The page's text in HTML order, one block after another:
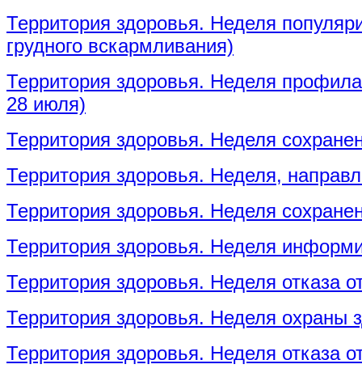
Территория здоровья. Неделя
грудного вскармливания)
Территория здоровья. Неделя
28 июля)
Территория здоровья. Неделя
Территория здоровья. Неделя,
Территория здоровья. Неделя
Территория здоровья. Неделя
Территория здоровья. Неделя отказа
Территория здоровья. Неделя охраны
Территория здоровья. Неделя отказа